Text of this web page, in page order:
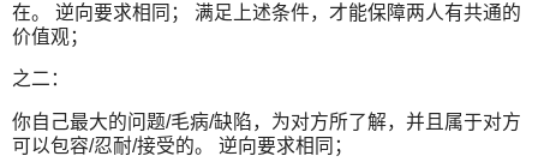
在。 逆向要求相同； 满足上述条件，才能保障两人有共通的
价值观；
之二：
你自己最大的问题/毛病/缺陷，为对方所了解，并且属于对方
可以包容/忍耐/接受的。 逆向要求相同；